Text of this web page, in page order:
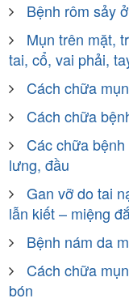
Bệnh rôm sảy
Mụn trên mặt,
tai, cổ, vai phải,
Cách chữa
Cách chữa
Các chữa
lưng, đầu
Gan vỡ do tai
lẫn kiết – miệng
Bệnh nám da
Cách chữa
bón